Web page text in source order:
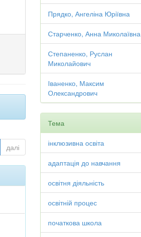
далі
Прядко, Ангеліна Юріївна
Старченко, Анна Миколаївна
Степаненко, Руслан
Миколайович
Іваненко, Максим
Олександрович
Тема
інклюзивна освіта
адаптація до навчання
освітня діяльність
освітній процес
початкова школа